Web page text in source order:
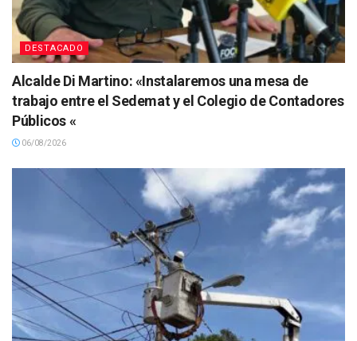
DESTACADO
Alcalde Di Martino: «Instalaremos una mesa de
trabajo entre el Sedemat y el Colegio de Contadores
Públicos «
06/08/2026